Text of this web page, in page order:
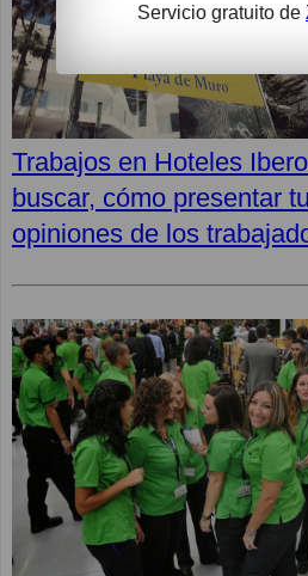
Servicio gratuito de
Trabajos en Hoteles
buscar, cómo presentar
opiniones de los